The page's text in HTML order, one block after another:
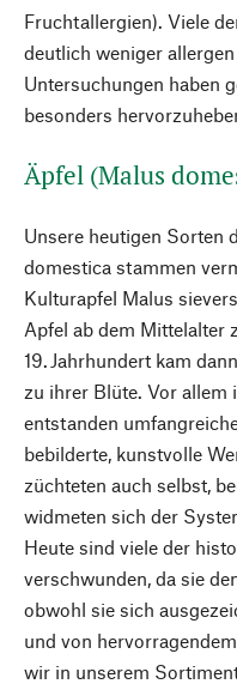
Fruchtallergien). Viele
deutlich weniger
Untersuchungen haben
besonders
Äpfel (Malus
Unsere heutigen Sorten
domestica stammen
Kulturapfel Malus
Apfel ab dem Mittelalter
19. Jahrhundert kam
zu ihrer Blüte. Vor allem
entstanden
bebilderte, kunstvolle
züchteten auch selbst,
widmeten sich der
Heute sind viele der
verschwunden, da sie
obwohl sie sich
und von
wir in unserem